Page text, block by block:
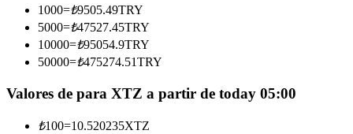
1000=₺9505.49TRY
5000=₺47527.45TRY
10000=₺95054.9TRY
50000=₺475274.51TRY
Valores de para XTZ a partir de today 05:00
₺100=10.520235XTZ